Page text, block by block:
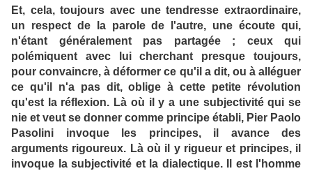
Et, cela, toujours avec une tendresse extraordinaire,
un respect de la parole de l'autre, une écoute qui,
n'étant généralement pas partagée ; ceux qui
polémiquent avec lui cherchant presque toujours,
pour convaincre, à déformer ce qu'il a dit, ou à alléguer
ce qu'il n'a pas dit, oblige à cette petite révolution
qu'est la réflexion. Là où il y a une subjectivité qui se
nie et veut se donner comme principe établi, Pier Paolo
Pasolini invoque les principes, il avance des
arguments rigoureux. Là où il y rigueur et principes, il
invoque la subjectivité et la dialectique. Il est l'homme